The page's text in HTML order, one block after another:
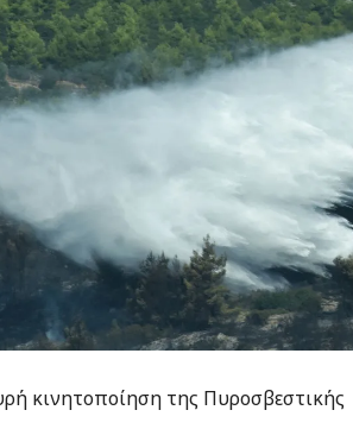
κινητοποίηση της Πυροσβεστικής